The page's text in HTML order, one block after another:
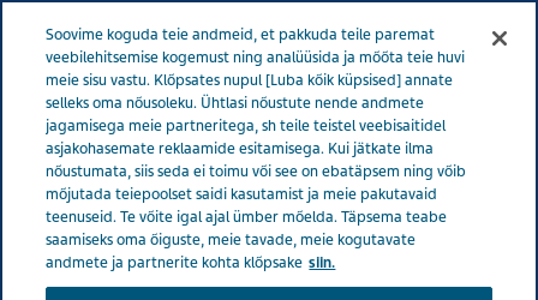
Estonia Tervise eest hoolitsemine Kõik lood
ilmamuutus minu migreeni mõjutab
Kuidas ilmamuutus minu
migreeni mõjutab
Soovime koguda teie andmeid, et pakkuda teile paremat
veebilehitsemise kogemust ning analüüsida ja mõõta teie huvi
meie sisu vastu. Klõpsates nupul [Luba kõik küpsised] annate
selleks oma nõusoleku. Ühtlasi nõustute nende andmete
jagamisega meie partneritega, sh teile teistel veebisaitidel
asjakohasemate reklaamide esitamisega. Kui jätkate ilma
nõustumata, siis seda ei toimu või see on ebatäpsem ning võib
mõjutada teiepoolset saidi kasutamist ja meie pakutavaid
teenuseid. Te võite igal ajal ümber mõelda. Täpsema teabe
saamiseks oma õiguste, meie tavade, meie kogutavate
andmete ja partnerite kohta klõpsake siin.